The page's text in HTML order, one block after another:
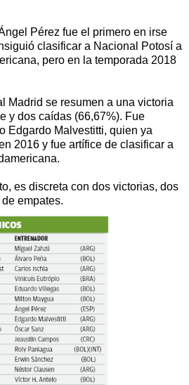
Pérez fue el primero en irse
clasificar a Nacional Potosí a
pero en la temporada 2018
Madrid se resumen a una victoria
y dos caídas (66,67%). Fue
Edgardo Malvestitti, quien ya
2016 y fue artífice de clasificar a
es discreta con dos victorias, dos
empates.